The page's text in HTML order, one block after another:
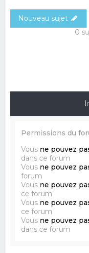
Nouveau sujet
0
Permissions du
Vous ne pouvez
dans ce forum
Vous ne pouvez
forum
Vous ne pouvez
ce forum
Vous ne pouvez
ce forum
Vous ne pouvez
dans ce forum